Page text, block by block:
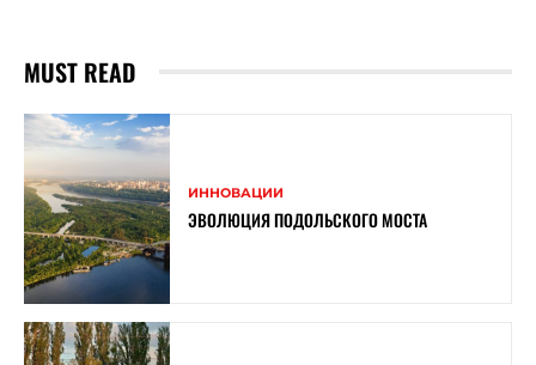
MUST READ
ИННОВАЦИИ
ЭВОЛЮЦИЯ ПОДОЛЬСКОГО МОСТА